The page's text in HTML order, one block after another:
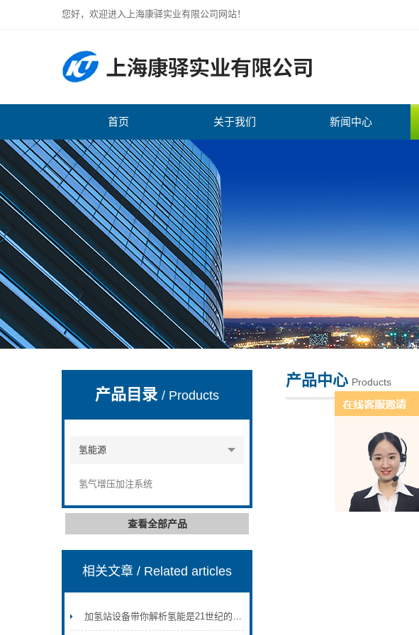
您好，欢迎进入上海康驿实业有限公司网站！
上海康驿实业有限公司
首页 关于我们 新闻中心
产品目录/ Products
氢能源
氢气增压加注系统
查看全部产品
相关文章/ Related articles
加氢站设备带你解析氢能是21世纪的终极能源之一
产品中心 Products